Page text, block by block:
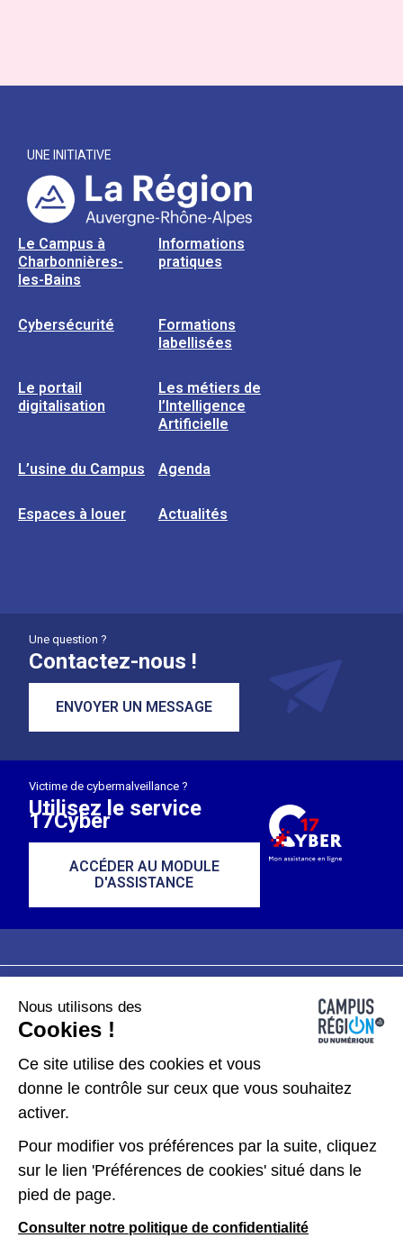
UNE INITIATIVE
Le Campus à
Charbonnières-
les-Bains
Informations
pratiques
Cybersécurité
Formations
labellisées
Le portail
digitalisation
Les métiers de
l’Intelligence
Artificielle
L’usine du Campus Agenda
Espaces à louer Actualités
Une question ?
Contactez-nous !
ENVOYER UN MESSAGE
Victime de cybermalveillance ?
Utilisez le service
17Cyber
ACCÉDER AU MODULE
D'ASSISTANCE
Plan du site
Données personnelles
Kit de communication
Accessibilité : partiellement conforme
Nous utilisons des
Cookies !
Ce site utilise des cookies et vous
donne le contrôle sur ceux que vous souhaitez
activer.
Pour modifier vos préférences par la suite, cliquez
sur le lien 'Préférences de cookies' situé dans le
pied de page.
Consulter notre politique de confidentialité